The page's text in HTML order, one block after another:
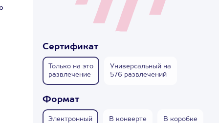
Сертификат
Только на это
развлечение
Универсальный на
576 развлечений
Формат
Электронный В конверте В коробке